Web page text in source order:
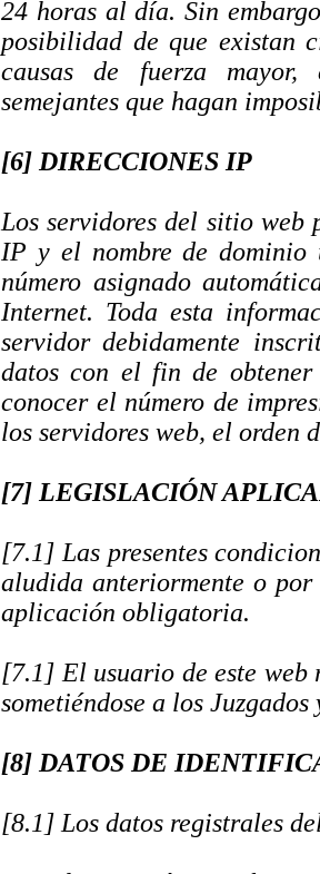
24 horas al día. Sin
posibilidad de que existan
causas de fuerza mayor,
semejantes que hagan
[6] DIRECCIONES IP
Los servidores del sitio
IP y el nombre de
número asignado
Internet. Toda esta
servidor debidamente
datos con el fin de obtener
conocer el número de
los servidores web, el orden
[7] LEGISLACIÓN
[7.1] Las presentes
aludida anteriormente o
aplicación obligatoria.
[7.1] El usuario de este web
sometiéndose a los
[8] DATOS DE
[8.1] Los datos registrales